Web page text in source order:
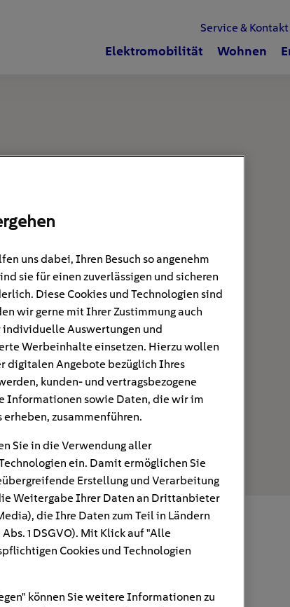
Service & Kontakt
Elektromobilität Wohnen
uns dabei, Ihren Besuch so angenehm
sie für einen zuverlässigen und sicheren
Diese Cookies und Technologien sind
wir gerne mit Ihrer Zustimmung auch
individuelle Auswertungen und
Werbeinhalte einsetzen. Hierzu wollen
digitalen Angebote bezüglich Ihres
kunden- und vertragsbezogene
Informationen sowie Daten, die wir im
zusammenführen.
Sie in die Verwendung aller
ein. Damit ermöglichen Sie
Erstellung und Verarbeitung
Weitergabe Ihrer Daten an Drittanbieter
die Ihre Daten zum Teil in Ländern
1 DSGVO). Mit Klick auf "Alle
Cookies und Technologien
können Sie weitere Informationen zu